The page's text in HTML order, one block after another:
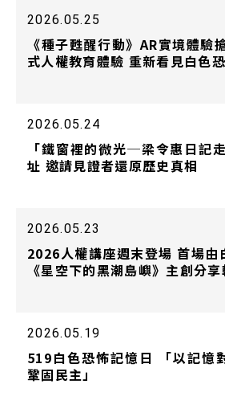
2026.05.25
《種子甦醒行動》AR實境體驗
式人權教育體驗 重新看見白色
2026.05.24
「鐵窗裡的微光─梁令惠日記
址 邀請見證者還原歷史真相
2026.05.23
2026人權講座週末登場 首場由
《星空下的黑潮島嶼》主創分
2026.05.19
519白色恐怖記憶日 「以記憶
鞏固民主」